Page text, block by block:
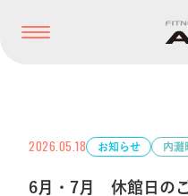
2026.05.18 お知らせ 内灘
6月・7月 休館日の